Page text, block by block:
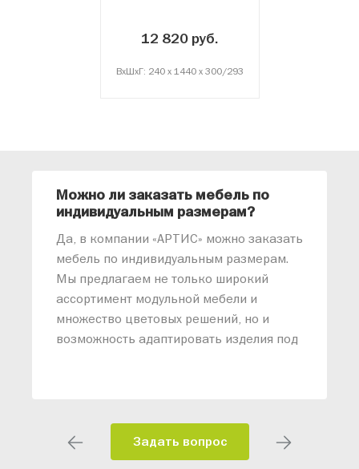
12 820 руб.
ВxШxГ: 240 x 1440 x 300/293
Можно ли заказать мебель по
индивидуальным размерам?
Да, в компании «АРТИС» можно заказать
мебель по индивидуальным размерам.
Мы предлагаем не только широкий
ассортимент модульной мебели и
множество цветовых решений, но и
возможность адаптировать изделия под
помещения и личные пожелания.
Благодаря современному
Задать вопрос